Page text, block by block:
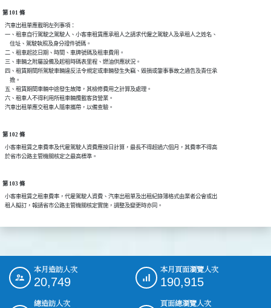
第 101 條
  汽車出租單應載明左列事項：
  一、租車自行駕駛之駕駛人、小客車租賃應承租人之請求代僱之駕駛人及承租人之姓名、
      住址、駕駛執照及身分證件號碼。
  二、租車起訖日期、時間、車牌號碼及租車費用。
  三、車輛之附屬設備及起租時碼表里程、燃油供應狀況。
  四、租賃期間所駕駛車輛違反法令規定或車輛發生失竊、毀損或肇事事故之通告及責任承
      擔。
  五、租賃期間車輛中途發生故障，其檢修費用之計算及處理。
  六、租車人不得利用所租車輛攬載客貨營業。
第 102 條
  小客車租賃之車費率及代雇駕駛人資費應按日計算，最長不得超過六個月，其費率不得高
第 103 條
  小客車租賃之租車費率，代雇駕駛人資費、汽車出租單及出租紀錄簿格式由業者公會或出
::: 本月造訪人次
20,749
本月頁面瀏覽人次
190,915
總造訪人次
頁面總瀏覽人次